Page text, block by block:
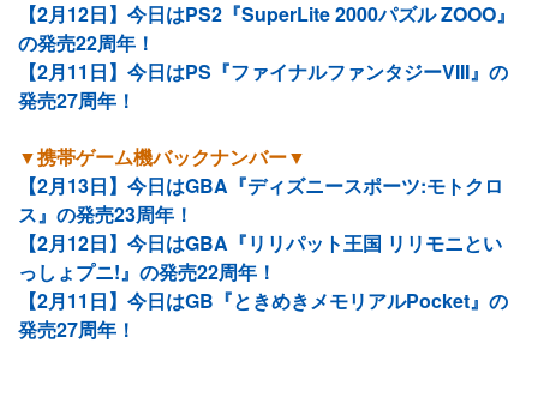
【2月12日】今日はPS2『SuperLite 2000パズル ZOOO』
の発売22周年！
【2月11日】今日はPS『ファイナルファンタジーVIII』の
発売27周年！
▼携帯ゲーム機バックナンバー▼
【2月13日】今日はGBA『ディズニースポーツ:モトクロ
ス』の発売23周年！
【2月12日】今日はGBA『リリパット王国 リリモニとい
っしょプニ!』の発売22周年！
【2月11日】今日はGB『ときめきメモリアルPocket』の
発売27周年！